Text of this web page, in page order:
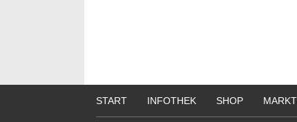
START INFOTHEK SHOP